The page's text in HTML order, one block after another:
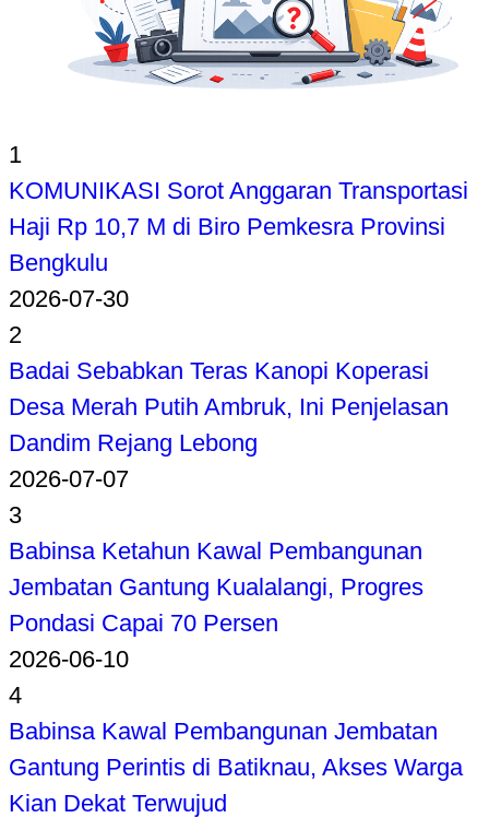
1
KOMUNIKASI Sorot Anggaran Transportasi
Haji Rp 10,7 M di Biro Pemkesra Provinsi
Bengkulu
2026-07-30
2
Badai Sebabkan Teras Kanopi Koperasi
Desa Merah Putih Ambruk, Ini Penjelasan
Dandim Rejang Lebong
2026-07-07
3
Babinsa Ketahun Kawal Pembangunan
Jembatan Gantung Kualalangi, Progres
Pondasi Capai 70 Persen
2026-06-10
4
Babinsa Kawal Pembangunan Jembatan
Gantung Perintis di Batiknau, Akses Warga
Kian Dekat Terwujud